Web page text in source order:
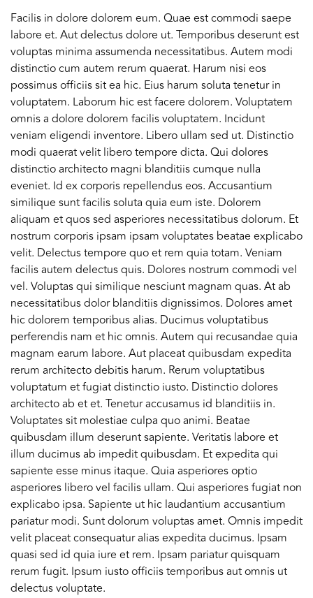
Facilis in dolore dolorem eum. Quae est commodi saepe
labore et. Aut delectus dolore ut. Temporibus deserunt est
voluptas minima assumenda necessitatibus. Autem modi
distinctio cum autem rerum quaerat. Harum nisi eos
possimus officiis sit ea hic. Eius harum soluta tenetur in
voluptatem. Laborum hic est facere dolorem. Voluptatem
omnis a dolore dolorem facilis voluptatem. Incidunt
veniam eligendi inventore. Libero ullam sed ut. Distinctio
modi quaerat velit libero tempore dicta. Qui dolores
distinctio architecto magni blanditiis cumque nulla
eveniet. Id ex corporis repellendus eos. Accusantium
similique sunt facilis soluta quia eum iste. Dolorem
aliquam et quos sed asperiores necessitatibus dolorum. Et
nostrum corporis ipsam ipsam voluptates beatae explicabo
velit. Delectus tempore quo et rem quia totam. Veniam
facilis autem delectus quis. Dolores nostrum commodi vel
vel. Voluptas qui similique nesciunt magnam quas. At ab
necessitatibus dolor blanditiis dignissimos. Dolores amet
hic dolorem temporibus alias. Ducimus voluptatibus
perferendis nam et hic omnis. Autem qui recusandae quia
magnam earum labore. Aut placeat quibusdam expedita
rerum architecto debitis harum. Rerum voluptatibus
voluptatum et fugiat distinctio iusto. Distinctio dolores
architecto ab et et. Tenetur accusamus id blanditiis in.
Voluptates sit molestiae culpa quo animi. Beatae
quibusdam illum deserunt sapiente. Veritatis labore et
illum ducimus ab impedit quibusdam. Et expedita qui
sapiente esse minus itaque. Quia asperiores optio
asperiores libero vel facilis ullam. Qui asperiores fugiat non
explicabo ipsa. Sapiente ut hic laudantium accusantium
pariatur modi. Sunt dolorum voluptas amet. Omnis impedit
velit placeat consequatur alias expedita ducimus. Ipsam
quasi sed id quia iure et rem. Ipsam pariatur quisquam
rerum fugit. Ipsum iusto officiis temporibus aut omnis ut
delectus voluptate.